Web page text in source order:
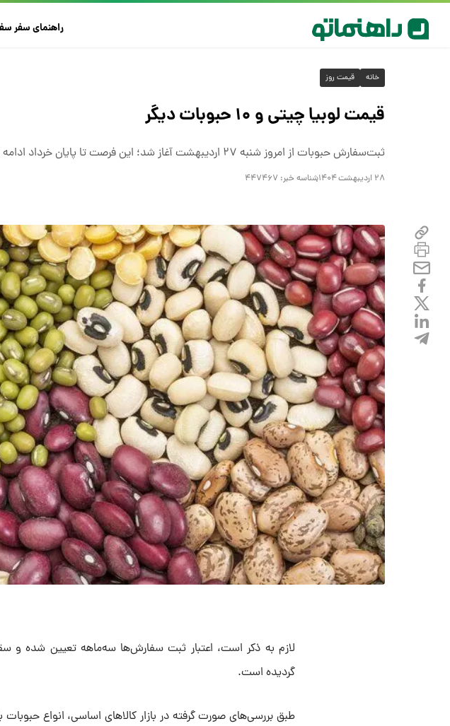
راهنمای سفر
خانه قیمت روز
قیمت لوبیا چیتی و ۱۰ حبوبات دیگر
ثبت‌سفارش حبوبات از امروز شنبه ۲۷ اردیبهشت آغاز شد؛ این فرصت تا پایان خرداد ادامه دارد و شامل سهمیه‌های خرد و غیرخرد می‌شود.
۲۸ اردیبهشت ۱۴۰۴ شناسه خبر: ۴۴۷۴۶۷
لازم به ذکر است، اعتبار ثبت سفارش‌ها سه‌ماهه تعیین شده و
گردیده است.
طبق بررسی‌های صورت گرفته در بازار کالاهای اساسی، انواع